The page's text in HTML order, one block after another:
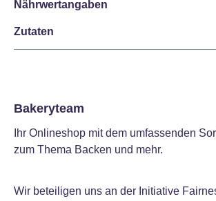
Nährwertangaben
Zutaten
Bakeryteam
Ihr Onlineshop mit dem umfassenden
zum Thema Backen und mehr.
Wir beteiligen uns an der Initiative